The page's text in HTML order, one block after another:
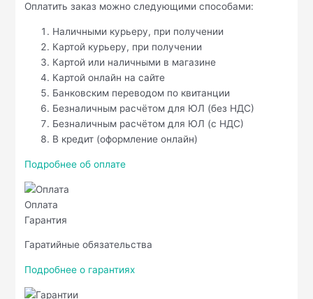
Оплатить заказ можно следующими способами:
Наличными курьеру, при получении
Картой курьеру, при получении
Картой или наличными в магазине
Картой онлайн на сайте
Банковским переводом по квитанции
Безналичным расчётом для ЮЛ (без НДС)
Безналичным расчётом для ЮЛ (с НДС)
В кредит (оформление онлайн)
Подробнее об оплате
Оплата
Гарантия
Гаратийные обязательства
Подробнее о гарантиях